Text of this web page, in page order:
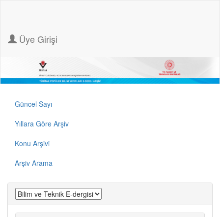
Üye Girişi
Güncel Sayı
Yıllara Göre Arşiv
Konu Arşivi
Arşiv Arama